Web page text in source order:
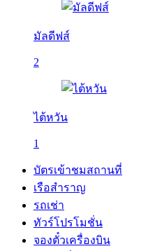
มัลดีฟส์
2
ไต้หวัน
1
บัตรเข้าชมสถานที่
เรือสำราญ
รถเช่า
ทัวร์โปรโมชั่น
จองตั๋วเครื่องบิน